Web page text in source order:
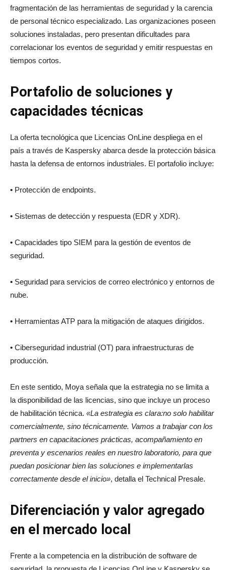
fragmentación de las herramientas de seguridad y la carencia
de personal técnico especializado. Las organizaciones poseen
soluciones instaladas, pero presentan dificultades para
correlacionar los eventos de seguridad y emitir respuestas en
tiempos cortos.
Portafolio de soluciones y
capacidades técnicas
La oferta tecnológica que Licencias OnLine despliega en el
país a través de Kaspersky abarca desde la protección básica
hasta la defensa de entornos industriales. El portafolio incluye:
• Protección de endpoints.
• Sistemas de detección y respuesta (EDR y XDR).
• Capacidades tipo SIEM para la gestión de eventos de
seguridad.
• Seguridad para servicios de correo electrónico y entornos de
nube.
• Herramientas ATP para la mitigación de ataques dirigidos.
• Ciberseguridad industrial (OT) para infraestructuras de
producción.
En este sentido, Moya señala que la estrategia no se limita a
la disponibilidad de las licencias, sino que incluye un proceso
de habilitación técnica. «La estrategia es clara:no solo habilitar
comercialmente, sino técnicamente. Vamos a trabajar con los
partners en capacitaciones prácticas, acompañamiento en
preventa y escenarios reales en nuestro laboratorio, para que
puedan posicionar bien las soluciones e implementarlas
correctamente desde el inicio», detalla el Technical Presale.
Diferenciación y valor agregado
en el mercado local
Frente a la competencia en la distribución de software de